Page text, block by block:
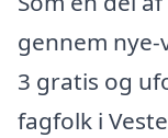
gennem
3 gratis og
fagfolk i